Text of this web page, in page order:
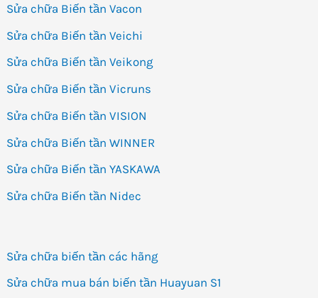
Sửa chữa Biến tần Vacon
Sửa chữa Biến tần Veichi
Sửa chữa Biến tần Veikong
Sửa chữa Biến tần Vicruns
Sửa chữa Biến tần VISION
Sửa chữa Biến tần WINNER
Sửa chữa Biến tần YASKAWA
Sửa chữa Biến tần Nidec
Sửa chữa biến tần các hãng
Sửa chữa mua bán biến tần Huayuan S1